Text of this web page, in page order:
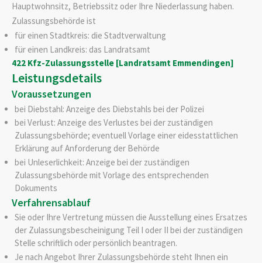
Hauptwohnsitz, Betriebssitz oder Ihre Niederlassung haben.
Zulassungsbehörde ist
für einen Stadtkreis: die Stadtverwaltung
für einen Landkreis: das Landratsamt
422 Kfz-Zulassungsstelle [Landratsamt Emmendingen]
Leistungsdetails
Voraussetzungen
bei Diebstahl: Anzeige des Diebstahls bei der Polizei
bei Verlust: Anzeige des Verlustes bei der zuständigen
Zulassungsbehörde; eventuell Vorlage einer eidesstattlichen
Erklärung auf Anforderung der Behörde
bei Unleserlichkeit: Anzeige bei der zuständigen
Zulassungsbehörde mit Vorlage des entsprechenden
Dokuments
Verfahrensablauf
Sie oder Ihre Vertretung müssen die Ausstellung eines Ersatzes
der Zulassungsbescheinigung Teil I oder II bei der zuständigen
Stelle schriftlich oder persönlich beantragen.
Je nach Angebot Ihrer Zulassungsbehörde steht Ihnen ein